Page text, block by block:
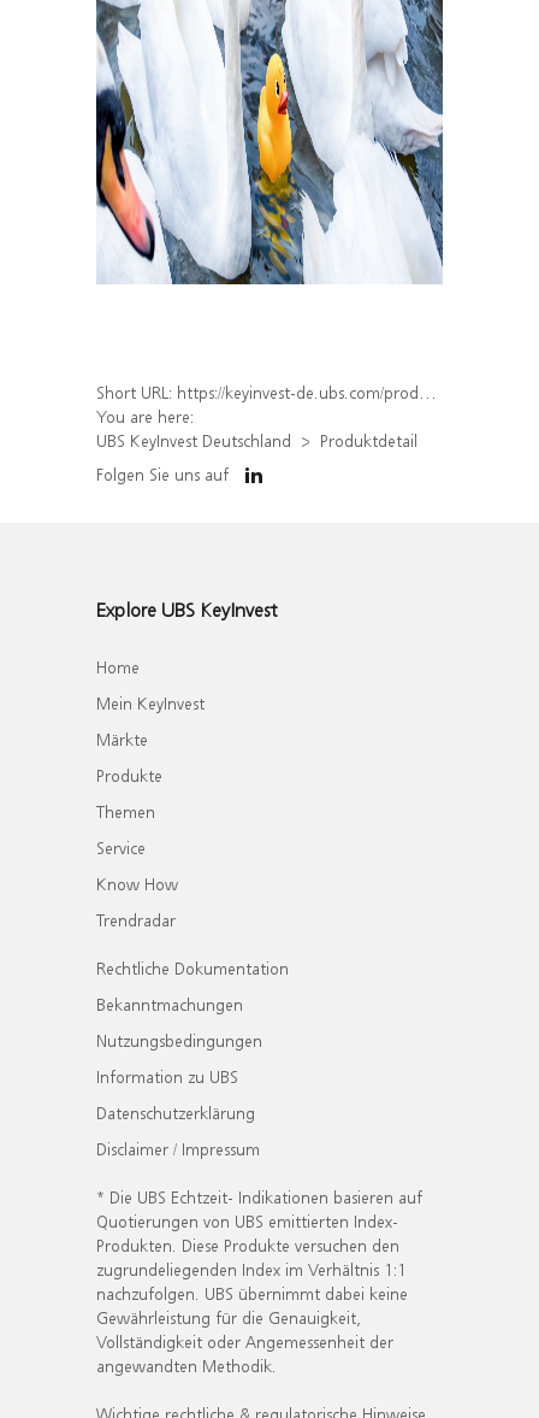
Short URL: https://keyinvest-de.ubs.com/produkt/detail/index/isin/DE000WA6SXB0
You are here:
UBS KeyInvest Deutschland
Produktdetail
Folgen Sie uns auf
Explore UBS KeyInvest
Home
Mein KeyInvest
Märkte
Produkte
Themen
Service
Know How
Trendradar
Rechtliche Dokumentation
Bekanntmachungen
Nutzungsbedingungen
Information zu UBS
Datenschutzerklärung
Disclaimer / Impressum
* Die UBS Echtzeit- Indikationen basieren auf
Quotierungen von UBS emittierten Index-
Produkten. Diese Produkte versuchen den
zugrundeliegenden Index im Verhältnis 1:1
nachzufolgen. UBS übernimmt dabei keine
Gewährleistung für die Genauigkeit,
Vollständigkeit oder Angemessenheit der
angewandten Methodik.